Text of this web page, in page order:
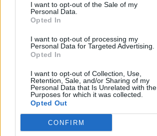
I want to opt-out of the Sale of my
Personal Data.
Opted In
I want to opt-out of processing my
Personal Data for Targeted Advertising.
Opted In
I want to opt-out of Collection, Use,
Retention, Sale, and/or Sharing of my
Personal Data that Is Unrelated with the
Purposes for which it was collected.
Opted Out
CONFIRM
Arhiva sondajelor